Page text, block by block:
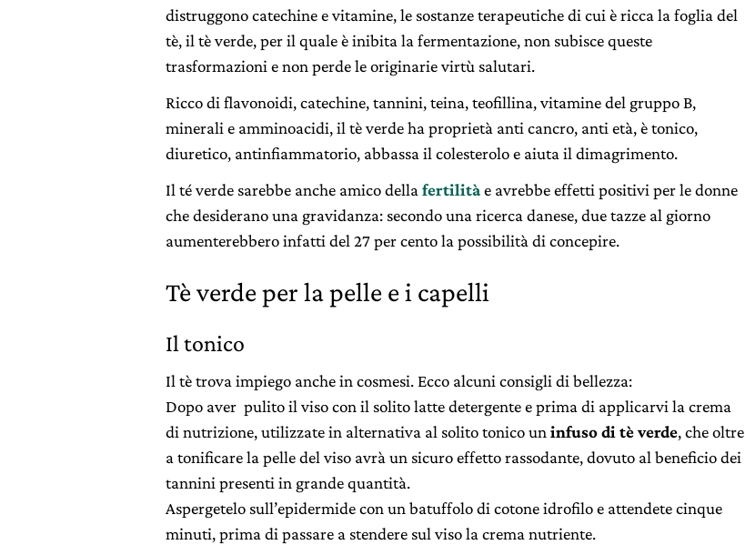
distruggono catechine e vitamine, le sostanze terapeutiche di cui è ricca la foglia del
tè, il tè verde, per il quale è inibita la fermentazione, non subisce queste
trasformazioni e non perde le originarie virtù salutari.
Ricco di flavonoidi, catechine, tannini, teina, teofillina, vitamine del gruppo B,
minerali e amminoacidi, il tè verde ha proprietà anti cancro, anti età, è tonico,
diuretico, antinfiammatorio, abbassa il colesterolo e aiuta il dimagrimento.
Il té verde sarebbe anche amico della fertilitàe avrebbe effetti positivi per le donne
che desiderano una gravidanza: secondo una ricerca danese, due tazze al giorno
aumenterebbero infatti del 27 per cento la possibilità di concepire.
Tè verde per la pelle e i capelli
Il tonico
Il tè trova impiego anche in cosmesi. Ecco alcuni consigli di bellezza:
Dopo aver pulito il viso con il solito latte detergente e prima di applicarvi la crema
di nutrizione, utilizzate in alternativa al solito tonico un infuso di tè verde, che oltre
a tonificare la pelle del viso avrà un sicuro effetto rassodante, dovuto al beneficio dei
tannini presenti in grande quantità.
Aspergetelo sull’epidermide con un batuffolo di cotone idrofilo e attendete cinque
minuti, prima di passare a stendere sul viso la crema nutriente.